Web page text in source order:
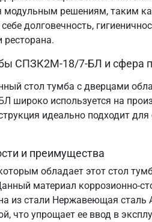
модульным решениям, таким
себе долговечность,
ресторана.
СПЗК2М-18/7-БЛ и сфера
стол тумба с дверцами
используется на
идеально подходит
и преимущества
обладает этот стол
материал коррозионно-
из стали Нержавеющая сталь
что упрощает ее ввод в